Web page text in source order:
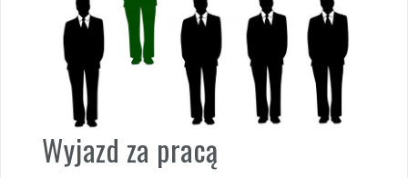
Wyjazd za pracą